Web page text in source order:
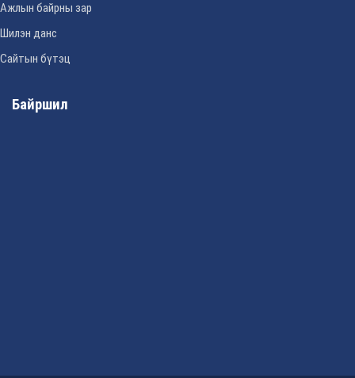
Ажлын байрны зар
Шилэн данс
Сайтын бүтэц
Байршил